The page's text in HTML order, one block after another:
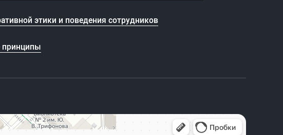
этики и поведения сотрудников
принципы